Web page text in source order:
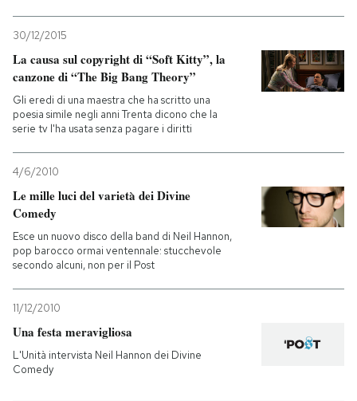
30/12/2015
La causa sul copyright di “Soft Kitty”, la
canzone di “The Big Bang Theory”
Gli eredi di una maestra che ha scritto una
poesia simile negli anni Trenta dicono che la
serie tv l'ha usata senza pagare i diritti
4/6/2010
Le mille luci del varietà dei Divine
Comedy
Esce un nuovo disco della band di Neil Hannon,
pop barocco ormai ventennale: stucchevole
secondo alcuni, non per il Post
11/12/2010
Una festa meravigliosa
L'Unità intervista Neil Hannon dei Divine
Comedy